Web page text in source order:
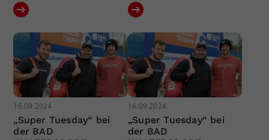
16.09.2024
„Super Tuesday“ bei
der BAD
16.09.2024
„Super Tuesday“ bei
der BAD